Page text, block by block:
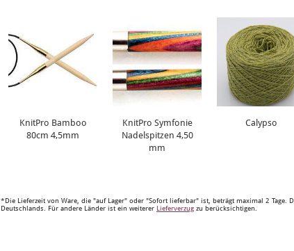
KnitPro Bamboo
80cm 4,5mm
KnitPro Symfonie
Nadelspitzen 4,50
mm
Calypso
*Die Lieferzeit von Ware, die "auf Lager" oder "Sofort lieferbar" ist, beträgt maximal 2 Tage.
Deutschlands. Für andere Länder ist ein weiterer Lieferverzug zu berücksichtigen.